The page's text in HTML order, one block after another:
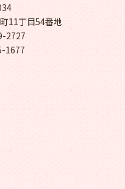
11丁目54番地
2727
1677